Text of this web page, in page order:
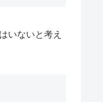
いないと考え